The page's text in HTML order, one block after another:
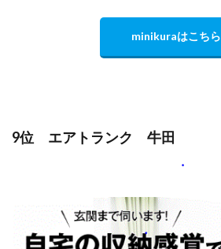
minikuraはこちら
9位 エアトランク 牛田